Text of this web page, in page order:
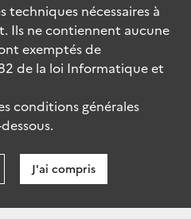
techniques nécessaires à
Ils ne contiennent aucune
exemptés de
de la loi Informatique et
conditions générales
J'ai compris